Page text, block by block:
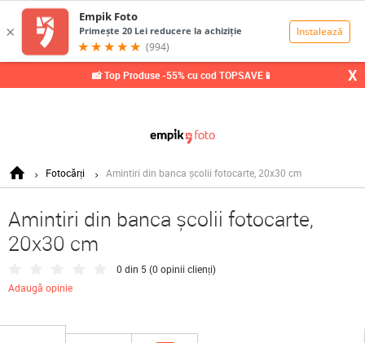
📸 Top Produse -55% cu cod TOPSAVE📱 X
Fotocărți Amintiri din banca școlii fotocarte, 20x30 cm
Amintiri din banca școlii fotocarte,
20x30 cm
0 din 5 (0 opinii clienți)
Adaugă opinie